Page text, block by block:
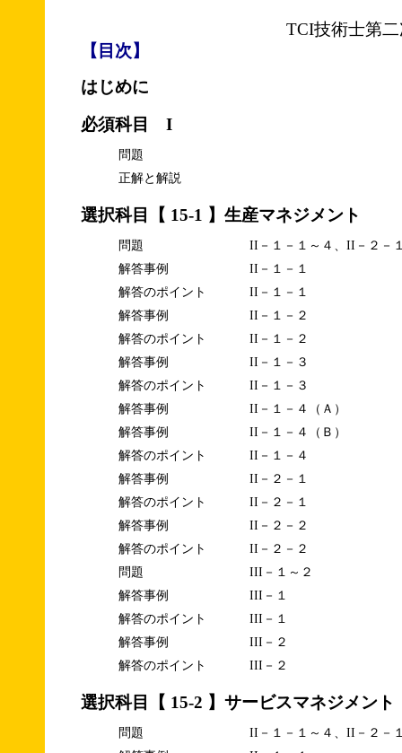
TCI技術士第
【目次】
はじめに
必須科目 I
問題
正解と解説
選択科目【 15-1 】生産マネジメント
問題
II－１－１～４、II－２－
解答事例
II－１－１
解答のポイント
II－１－１
解答事例
II－１－２
解答のポイント
II－１－２
解答事例
II－１－３
解答のポイント
II－１－３
解答事例
II－１－４（Ａ）
解答事例
II－１－４（Ｂ）
解答のポイント
II－１－４
解答事例
II－２－１
解答のポイント
II－２－１
解答事例
II－２－２
解答のポイント
II－２－２
問題
III－１～２
解答事例
III－１
解答のポイント
III－１
解答事例
III－２
解答のポイント
III－２
選択科目【 15-2 】サービスマネジメント
問題
II－１－１～４、II－２－